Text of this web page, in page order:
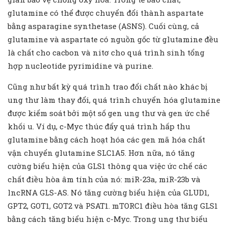
glutamine có thể được chuyển đổi thành aspartate
bằng asparagine synthetase (ASNS). Cuối cùng, cả
glutamine và aspartate có nguồn gốc từ glutamine đều
là chất cho cacbon và nitơ cho quá trình sinh tổng
hợp nucleotide pyrimidine và purine.
Cũng như bất kỳ quá trình trao đổi chất nào khác bị
ung thư làm thay đổi, quá trình chuyển hóa glutamine
được kiểm soát bởi một số gen ung thư và gen ức chế
khối u. Ví dụ, c-Myc thúc đẩy quá trình hấp thu
glutamine bằng cách hoạt hóa các gen mã hóa chất
vận chuyển glutamine SLC1A5. Hơn nữa, nó tăng
cường biểu hiện của GLS1 thông qua việc ức chế các
chất điều hòa âm tính của nó: miR-23a, miR-23b và
lncRNA GLS-AS. Nó tăng cường biểu hiện của GLUD1,
GPT2, GOT1, GOT2 và PSAT1. mTORC1 điều hòa tăng GLS1
bằng cách tăng biểu hiện c-Myc. Trong ung thư biểu